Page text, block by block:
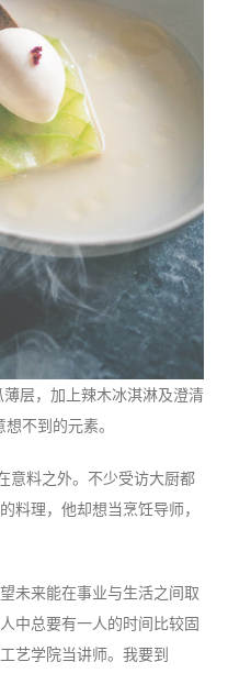
层，加上辣木冰淇淋及澄清
不到的元素。
意料之外。不少受访大厨都
料理，他却想当烹饪导师，
未来能在事业与生活之间取
中总要有一人的时间比较固
艺学院当讲师。我要到